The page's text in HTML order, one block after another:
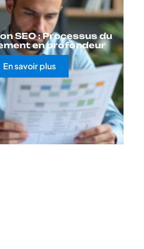
SEO : Processus du
en profondeur
En savoir plus